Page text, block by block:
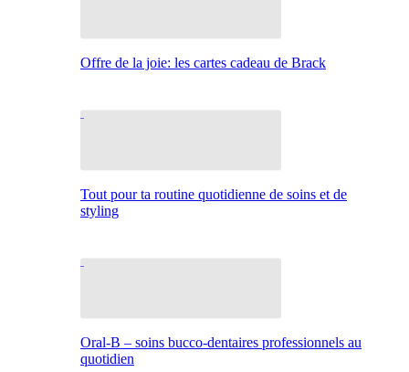
Offre de la joie: les cartes cadeau de Brack
Tout pour ta routine quotidienne de soins et de
styling
Oral-B – soins bucco-dentaires professionnels au
quotidien